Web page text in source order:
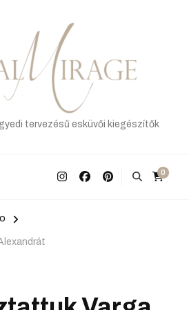
tervezésű esküvői kiegészítők
0